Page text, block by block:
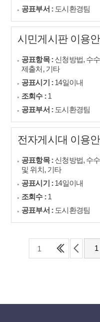
공표부서 : 도시환경팀
시민게시판 이용
공표항목 : 신청방법, 수
제출처, 기타
공표시기 : 14일이내
조회수 : 1
공표부서 : 도시환경팀
전자게시대 이용
공표항목 : 신청방법, 수
및 위치, 기타
공표시기 : 14일이내
조회수 : 1
공표부서 : 도시환경팀
1